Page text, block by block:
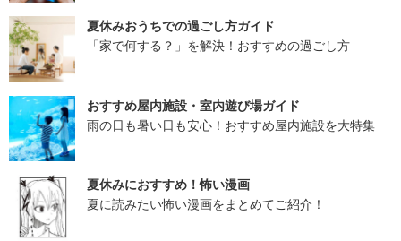
夏休みおうちでの過ごし方ガイド
「家で何する？」を解決！おすすめの過ごし方
おすすめ屋内施設・室内遊び場ガイド
雨の日も暑い日も安心！おすすめ屋内施設を大特集
夏休みにおすすめ！怖い漫画
夏に読みたい怖い漫画をまとめてご紹介！